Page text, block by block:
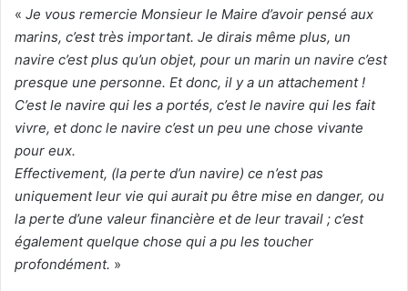
« Je vous remercie Monsieur le Maire d’avoir pensé aux
marins, c’est très important. Je dirais même plus, un
navire c’est plus qu’un objet, pour un marin un navire c’est
presque une personne. Et donc, il y a un attachement !
C’est le navire qui les a portés, c’est le navire qui les fait
vivre, et donc le navire c’est un peu une chose vivante
pour eux.
Effectivement, (la perte d’un navire) ce n’est pas
uniquement leur vie qui aurait pu être mise en danger, ou
la perte d’une valeur financière et de leur travail ; c’est
également quelque chose qui a pu les toucher
profondément. »